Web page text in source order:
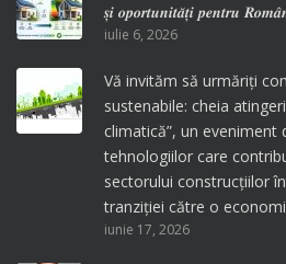
𝒔̦𝒊 𝒐𝒑𝒐𝒓𝒕𝒖𝒏𝒊𝒕𝒂̆𝒕̦𝒊 𝒑𝒆𝒏𝒕𝒓𝒖
iulie 6, 2026
Vă invităm să urmăriți
sustenabile: cheia
climatică”, un eveniment
tehnologiilor care
sectorului construcțiilor
tranziției către o
iunie 17, 2026